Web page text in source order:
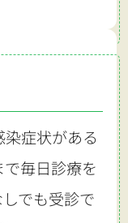
症状がある
毎日診療を
でも受診で